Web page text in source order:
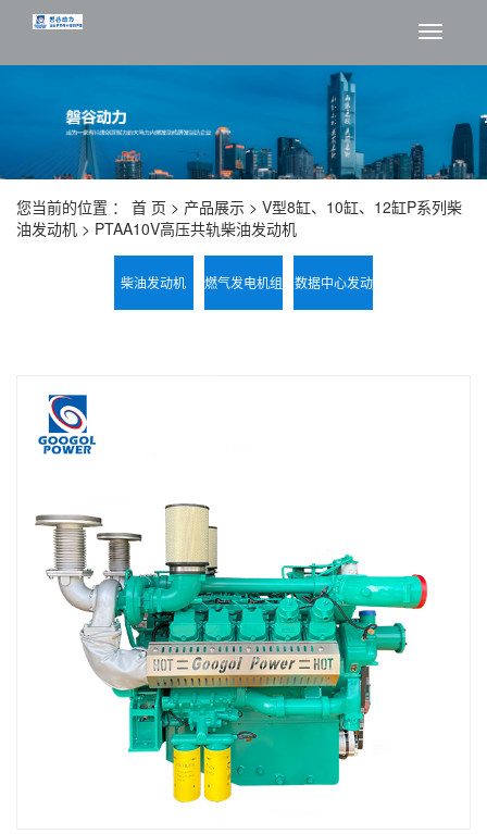
切
您当前的位置 ： 首 页 > 产品展示 > V型8缸、10缸、12缸P系列柴
油发动机 > PTAA10V高压共轨柴油发动机
柴油发动机 燃气发电机组 数据中心发动